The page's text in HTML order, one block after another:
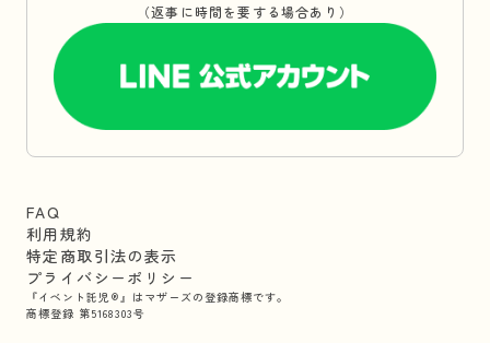
（返事に時間を要する場合あり）
FAQ
利用規約
特定商取引法の表示
プライバシーポリシー
『イベント託児®』はマザーズの登録商標です。
商標登録 第5168303号